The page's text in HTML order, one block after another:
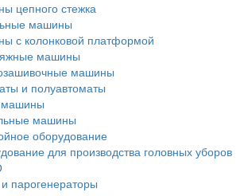
цепного стежка
машины
с колонковой платформой
машины
машины
и полуавтоматы
машины
оборудование
для производства головных уборов
парогенераторы